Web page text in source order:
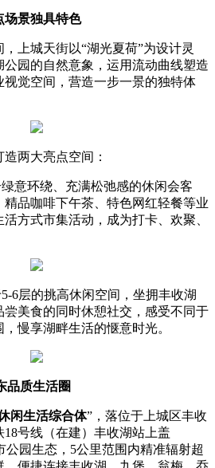
场景独具特色
上城天街以“湖光夏荷”为设计灵
园的自然意象，运用流动曲线塑造
觉空间，营造一步一景的独特体
两大亮点空间：
意环绕、充满松弛感的休闲会客
品咖啡下午茶、特色网红轻餐等业
方式市集活动，成为打卡、欢聚、
5-6层的挑高休闲空间，坐拥丰收湖
美食的同时休憩社交，感受不同于
慢享湖畔生活的惬意时光。
品质生活圈
闲生活综合体”，落位于上城区丰收
号线（在建）丰收湖站上盖
园生态，5公里范围内精准辐射超